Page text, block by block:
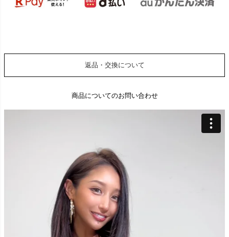
返品・交換について
商品についてのお問い合わせ